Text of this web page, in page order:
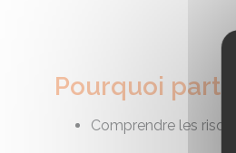
Pourquoi
Comprendre les